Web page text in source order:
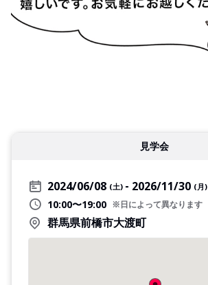
見学会
2024/06/08 (土) 2026/11/30 (月)
10:00〜19:00 ※日によって異なります
群馬県前橋市大渡町